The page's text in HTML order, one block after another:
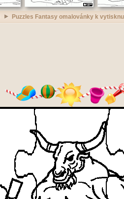
Puzzles Fantasy omalovánky k